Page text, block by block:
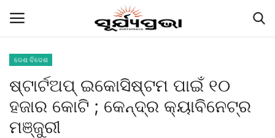
Contact
Gallery
ଦେଶ ବିଦେଶ
ଷ୍ଟାର୍ଟଅପ୍‌ ଇକୋସିଷ୍ଟମ ପାଇଁ ୧୦
ହଜାର କୋଟି ; କେନ୍ଦ୍ର କ୍ୟାବିନେଟ୍‌ର
ମଞ୍ଜୁରୀ